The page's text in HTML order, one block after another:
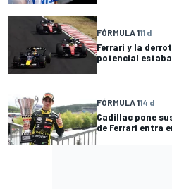
FÓRMULA 111 d
Ferrari y la
potencial
FÓRMULA 114 d
Cadillac pone
de Ferrari entra